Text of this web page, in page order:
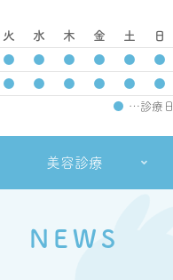
火 水 木 金 土 日
● ● ● ● ● ●
● ● ● ● ● ●
● …診療日
美容診療
NEWS